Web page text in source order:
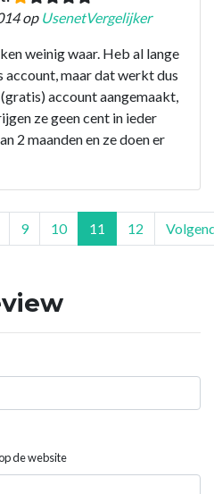
op UsenetVergelijker
weinig waar. Heb al lange
maar dat werkt dus
account aangemaakt,
ze geen cent in ieder
2 maanden en ze doen er
9 10 11 12
de website